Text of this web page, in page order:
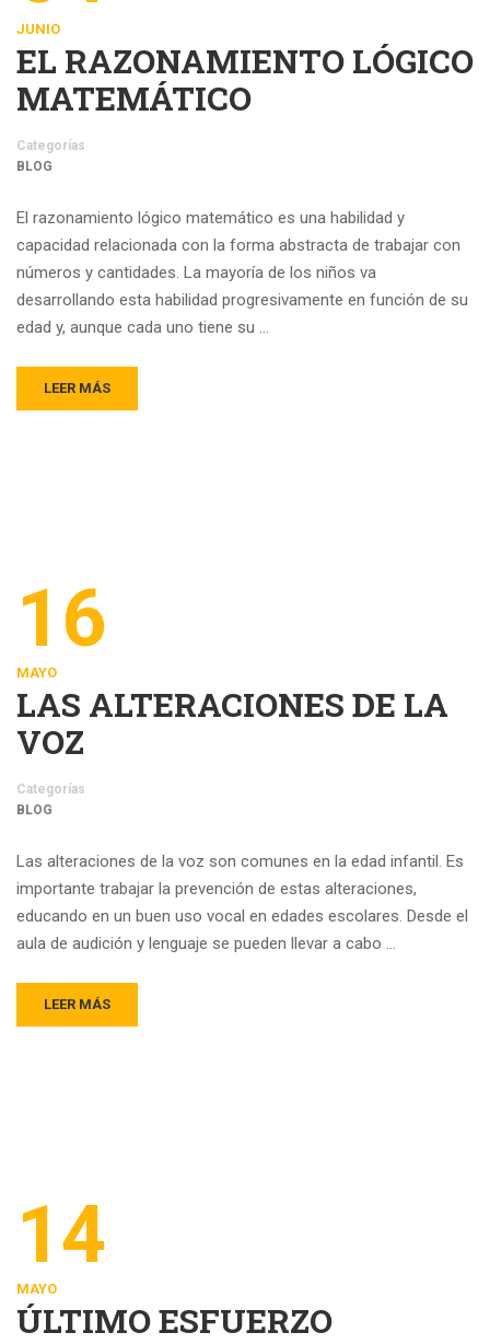
JUNIO
EL RAZONAMIENTO LÓGICO
MATEMÁTICO
Categorías
BLOG
El razonamiento lógico matemático es una habilidad y
capacidad relacionada con la forma abstracta de trabajar con
números y cantidades. La mayoría de los niños va
desarrollando esta habilidad progresivamente en función de su
edad y, aunque cada uno tiene su …
LEER MÁS
16
MAYO
LAS ALTERACIONES DE LA
VOZ
Categorías
BLOG
Las alteraciones de la voz son comunes en la edad infantil. Es
importante trabajar la prevención de estas alteraciones,
educando en un buen uso vocal en edades escolares. Desde el
aula de audición y lenguaje se pueden llevar a cabo …
LEER MÁS
14
MAYO
ÚLTIMO ESFUERZO